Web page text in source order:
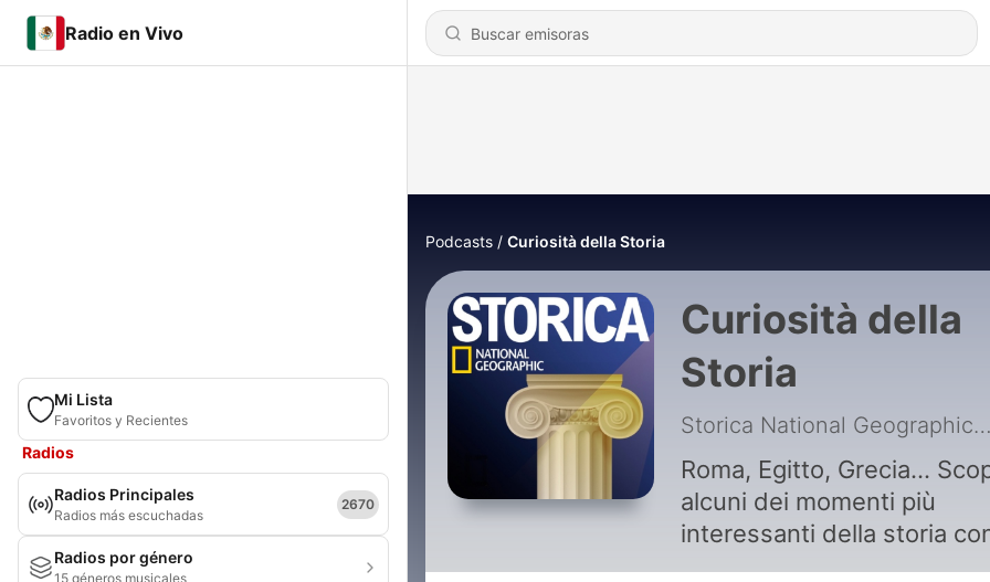
Radio en Vivo
Mi Lista
Favoritos y Recientes
Radios
Radios Principales
Radios más escuchadas
2670
Radios por género
15 géneros musicales
Podcasts Curiosità della Storia
Curiosità della
Storia
Storica National
Roma, Egitto, Grecia...
alcuni dei momenti più
interessanti della storia
nostri divertenti podcast